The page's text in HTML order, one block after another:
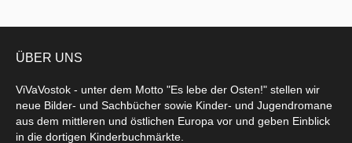
ÜBER UNS
ViVaVostok - unter dem Motto "Es lebe der Osten!" stellen wir
neue Bilder- und Sachbücher sowie Kinder- und Jugendromane
aus dem mittleren und östlichen Europa vor und geben Einblick
in die dortigen Kinderbuchmärkte.